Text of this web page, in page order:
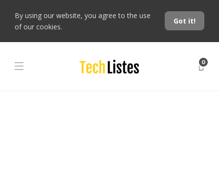
By using our website, you agree to the use
of our cookies.
Got it!
0